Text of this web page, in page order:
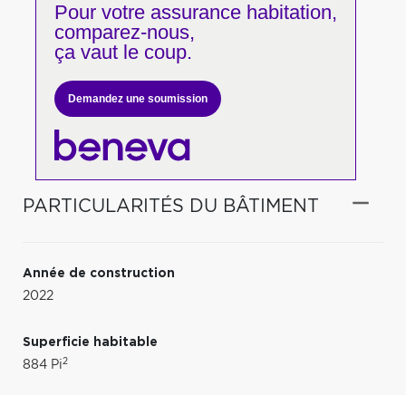
Pour votreassurance habitation,
comparez-nous,
ça vaut le coup.
Demandez une soumission
PARTICULARITÉS DU BÂTIMENT
Année de construction
2022
Superficie habitable
884 Pi2